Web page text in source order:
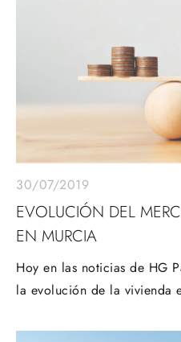
30/07/2019
EVOLUCIÓN DEL
EN MURCIA
Hoy en las noticias de HG
la evolución de la vivienda